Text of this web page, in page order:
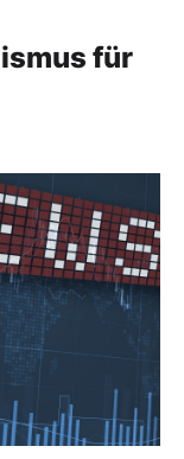
für